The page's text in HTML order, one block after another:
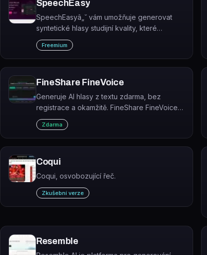
SpeechEasy
SpeechEasyâ„˘ vám umožňuje generovat
syntetické hlasy studijní kvality, které
usnadňují poslech a konzumaci na cestách,
doma nebo v kanceláři, stejně jako přidávání
do vašeho e-Learning obsahu.
Freemium
FineShare FineVoice
Generuje AI hlasy z textu zdarma, bez
registrace a okamžitě. FineShare FineVoice
je webový nástroj pro převod textu na řeč.
Zdarma
Coqui
Coqui, osvobozující řeč.
Zkušební verze
Resemble